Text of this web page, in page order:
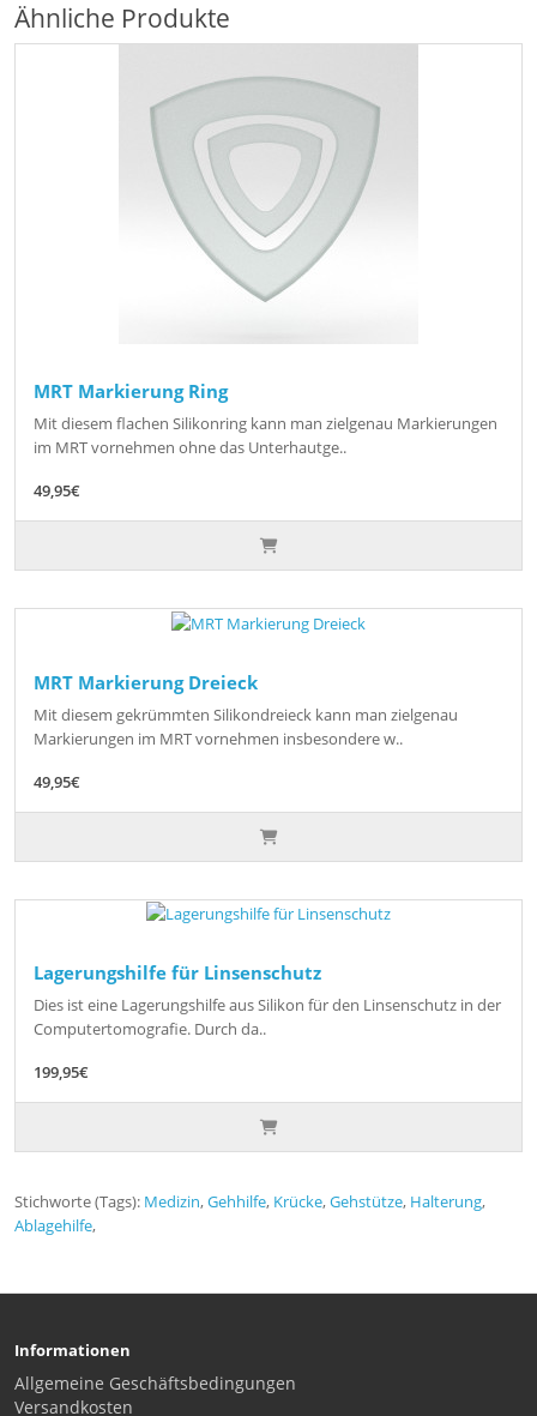
Ähnliche Produkte
MRT Markierung Ring
Mit diesem flachen Silikonring kann man zielgenau Markierungen
im MRT vornehmen ohne das Unterhautge..
49,95€
MRT Markierung Dreieck
Mit diesem gekrümmten Silikondreieck kann man zielgenau
Markierungen im MRT vornehmen insbesondere w..
49,95€
Lagerungshilfe für Linsenschutz
Dies ist eine Lagerungshilfe aus Silikon für den Linsenschutz in der
Computertomografie. Durch da..
199,95€
Stichworte (Tags): Medizin,Gehhilfe, Krücke,Gehstütze, Halterung,
Ablagehilfe,
Informationen
Allgemeine Geschäftsbedingungen
Versandkosten